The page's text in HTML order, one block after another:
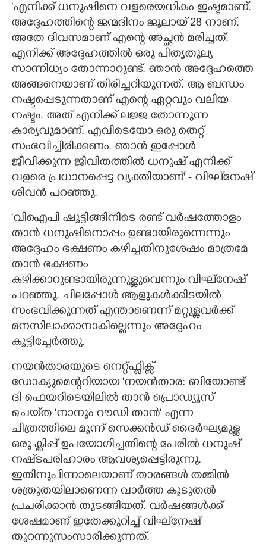
'എനിക്ക് ധനുഷിനെ വളരെയധികം ഇഷ്ടമാണ്.
അദ്ദേഹത്തിന്റെ ജന്മദിനം ജൂലായ് 28 നാണ്.
അതേ ദിവസമാണ് എന്റെ അച്ഛൻ മരിച്ചത്.
എനിക്ക് അദ്ദേഹത്തിൽ ഒരു പിതൃതുല്യ
സാന്നിധ്യം തോന്നാറുണ്ട്. ഞാൻ അദ്ദേഹത്തെ
അങ്ങനെയാണ് തിരിച്ചറിയുന്നത്. ആ ബന്ധം
നഷ്ടപ്പെടുന്നതാണ് എന്റെ ഏറ്റവും വലിയ
നഷ്ടം. അത് എനിക്ക് ലജ്ജ തോന്നുന്ന
കാര്യവുമാണ്. എവിടെയോ ഒരു തെറ്റ്
സംഭവിച്ചിരിക്കണം. ഞാൻ ഇപ്പോൾ
ജീവിക്കുന്ന ജീവിതത്തിൽ ധനുഷ് എനിക്ക്
വളരെ പ്രധാനപ്പെട്ട വ്യക്തിയാണ്' - വിഘ്‌നേഷ്
ശിവൻ പറഞ്ഞു.
'വിഐപി ഷൂട്ടിങ്ങിനിടെ രണ്ട് വർഷത്തോളം
താൻ ധനുഷിനൊപ്പം ഉണ്ടായിരുന്നെന്നും
അദ്ദേഹം ഭക്ഷണം കഴിച്ചതിനുശേഷം മാത്രമേ
താൻ ഭക്ഷണം
കഴിക്കാറുണ്ടായിരുന്നുള്ളുവെന്നും വിഘ്‌നേഷ്
പറഞ്ഞു. ചിലപ്പോൾ ആളുകൾക്കിടയിൽ
സംഭവിക്കുന്നത് എന്താണെന്ന് മറ്റുള്ളവർക്ക്
മനസിലാക്കാനാകില്ലെന്നും അദ്ദേഹം
കൂട്ടിച്ചേർത്തു.
നയൻതാരയുടെ നെറ്റ്ഫ്ലിക്സ്
ഡോക്യുമെന്ററിയായ 'നയൻതാര: ബിയോണ്ട്
ദി ഫെയറിടെയിലിൽ താൻ പ്രൊഡ്യൂസ്
ചെയ്‌ത 'നാനും റൗഡി താൻ' എന്ന
ചിത്രത്തിലെ മൂന്ന് സെക്കൻഡ് ദൈർഘ്യമുള്ള
ഒരു ക്ലിപ്പ് ഉപയോഗിച്ചതിന്റെ പേരിൽ ധനുഷ്
നഷ്‌ടപരിഹാരം ആവശ്യപ്പെട്ടിരുന്നു.
ഇതിനുപിന്നാലെയാണ് താരങ്ങൾ തമ്മിൽ
ശത്രുതയിലാണെന്ന വാർത്ത കൂടുതൽ
പ്രചരിക്കാൻ തുടങ്ങിയത്. വർഷങ്ങൾക്ക്
ശേഷമാണ് ഇതേക്കുറിച്ച് വിഘ്‌നേഷ്
തുറന്നുസംസാരിക്കുന്നത്.